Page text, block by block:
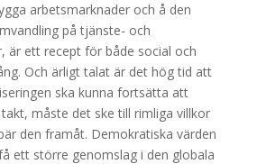
arbetsmarknader och å den
på tjänste- och
är ett recept för både social och
Och ärligt talat är det hög tid att
ska kunna fortsätta att
måste det ske till rimliga villkor
den framåt. Demokratiska värden
ett större genomslag i den globala